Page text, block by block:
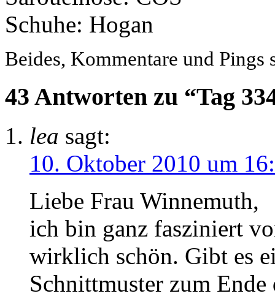
Schuhe: Hogan
Beides, Kommentare und Pings
43 Antworten zu “Tag
lea sagt:
10. Oktober 2010 um
Liebe Frau Winnemuth,
ich bin ganz fasziniert
wirklich schön. Gibt es
Schnittmuster zum Ende